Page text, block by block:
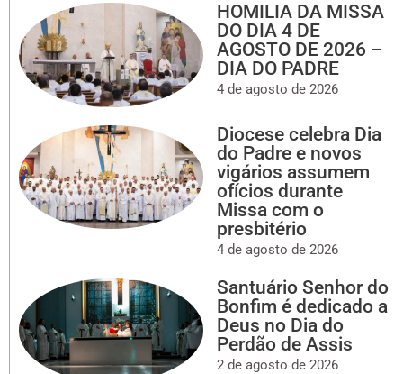
HOMILIA DA MISSA
DO DIA 4 DE
AGOSTO DE 2026 –
DIA DO PADRE
4 de agosto de 2026
Diocese celebra Dia
do Padre e novos
vigários assumem
ofícios durante
Missa com o
presbitério
4 de agosto de 2026
Santuário Senhor do
Bonfim é dedicado a
Deus no Dia do
Perdão de Assis
2 de agosto de 2026